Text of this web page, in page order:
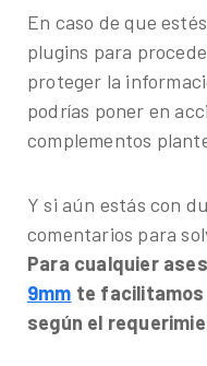
En caso de que
plugins para
proteger la
podrías poner en
complementos
Y si aún estás con
comentarios para
Para cualquier
9mm te facilitamos
según el